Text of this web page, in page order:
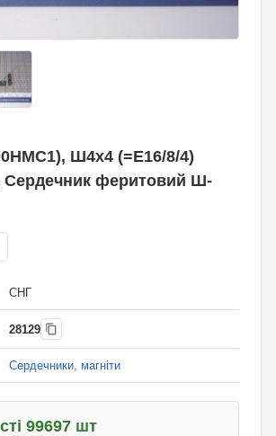
Ш4х4 (=E16/8/4)
Сердечник феритовий Ш-
СНГ
28129
Сердечники, магніти
99697 шт